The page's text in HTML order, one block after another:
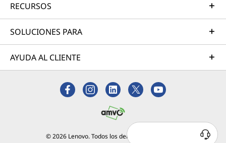
RECURSOS
SOLUCIONES PARA
AYUDA AL CLIENTE
© 2026 Lenovo. Todos los derechos reservados.